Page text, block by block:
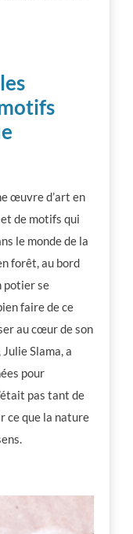
œuvre d’art en
de motifs qui
le monde de la
forêt, au bord
potier se
faire de ce
au cœur de son
Slama, a
pour
pas tant de
ce que la nature